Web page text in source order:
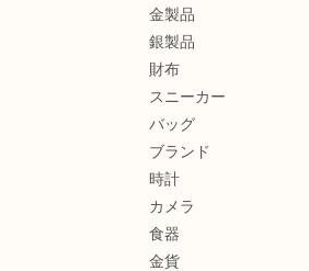
金製品
銀製品
財布
スニーカー
バッグ
ブランド
時計
カメラ
食器
金貨